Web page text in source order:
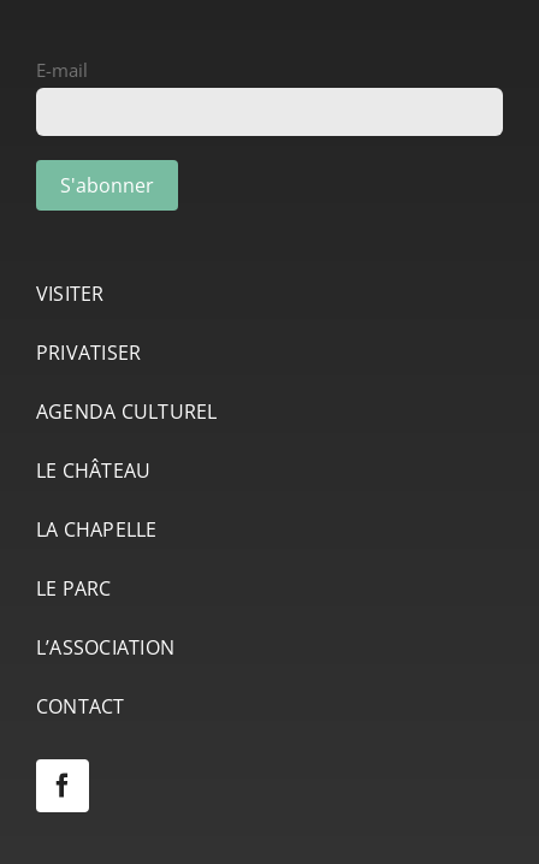
E-mail
VISITER
PRIVATISER
AGENDA CULTUREL
LE CHÂTEAU
LA CHAPELLE
LE PARC
L’ASSOCIATION
CONTACT